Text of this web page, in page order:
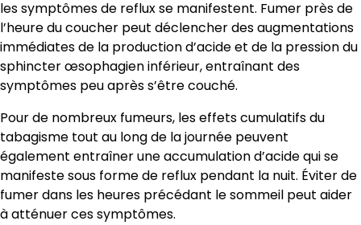
les symptômes de reflux se manifestent. Fumer près de
l’heure du coucher peut déclencher des augmentations
immédiates de la production d’acide et de la pression du
sphincter œsophagien inférieur, entraînant des
symptômes peu après s’être couché.
Pour de nombreux fumeurs, les effets cumulatifs du
tabagisme tout au long de la journée peuvent
également entraîner une accumulation d’acide qui se
manifeste sous forme de reflux pendant la nuit. Éviter de
fumer dans les heures précédant le sommeil peut aider
à atténuer ces symptômes.